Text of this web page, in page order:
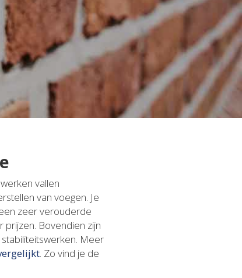
vallen
van voegen. Je
zeer verouderde
Bovendien zijn
Meer
. Zo vind je de